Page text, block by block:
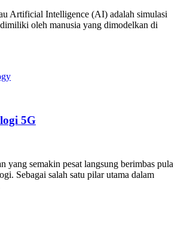
Artificial Intelligence (AI) adalah simulasi
oleh manusia yang dimodelkan di
5G
yang semakin pesat langsung berimbas pula
Sebagai salah satu pilar utama dalam